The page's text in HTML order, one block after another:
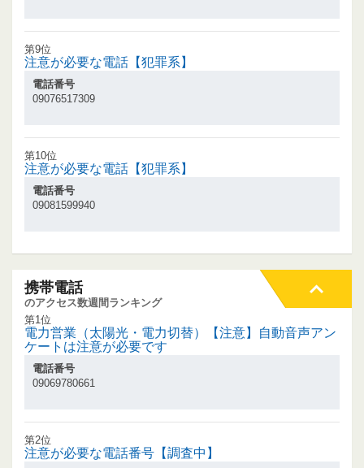
第9位
注意が必要な電話【犯罪系】
電話番号
09076517309
第10位
注意が必要な電話【犯罪系】
電話番号
09081599940
携帯電話
のアクセス数週間ランキング
第1位
電力営業（太陽光・電力切替）【注意】自動音声アン
ケートは注意が必要です
電話番号
09069780661
第2位
注意が必要な電話番号【調査中】